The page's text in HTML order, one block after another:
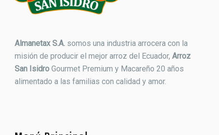
Almanetax S.A. somos una industria arrocera con la
misión de producir el mejor arroz del Ecuador, Arroz
San Isidro Gourmet Premium y Macareño 20 años
alimentado a las familias con calidad y amor.